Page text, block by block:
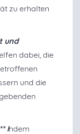
zu erhalten
und
dabei, die
und die
Indem